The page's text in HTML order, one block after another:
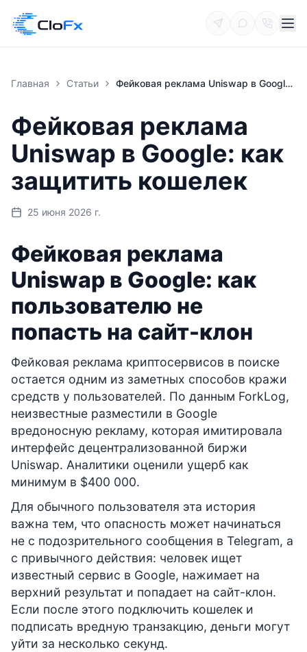
Главная Статьи Фейковая реклама Uniswap в Google: как защитить кошелек
Фейковая реклама
Uniswap в Google: как
защитить кошелек
25 июня 2026 г.
Фейковая реклама
Uniswap в Google: как
пользователю не
попасть на сайт-клон
Фейковая реклама криптосервисов в поиске
остается одним из заметных способов кражи
средств у пользователей. По данным ForkLog,
неизвестные разместили в Google
вредоносную рекламу, которая имитировала
интерфейс децентрализованной биржи
Uniswap. Аналитики оценили ущерб как
минимум в $400 000.
Для обычного пользователя эта история
важна тем, что опасность может начинаться
не с подозрительного сообщения в Telegram, а
с привычного действия: человек ищет
известный сервис в Google, нажимает на
верхний результат и попадает на сайт-клон.
Если после этого подключить кошелек и
подписать вредную транзакцию, деньги могут
уйти за несколько секунд.